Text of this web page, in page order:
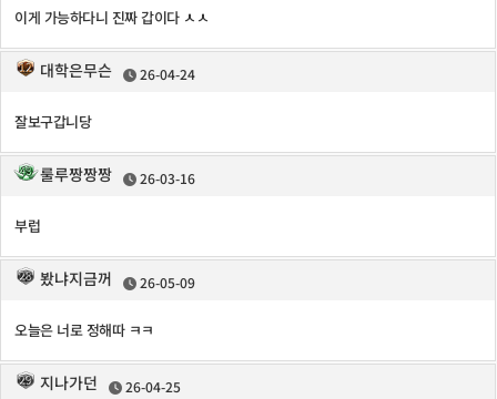
이게 가능하다니 진짜 갑이다 ㅅㅅ
대학은무슨 26-04-24
잘보구갑니당
룰루짱짱짱 26-03-16
부럽
봤냐지금꺼 26-05-09
오늘은 너로 정해따 ㅋㅋ
지나가던 26-04-25